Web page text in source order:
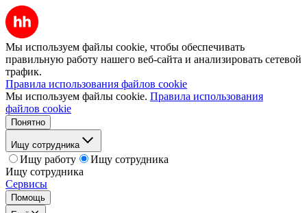
Мы используем файлы cookie, чтобы обеспечивать
правильную работу нашего веб-сайта и анализировать сетевой
трафик.
Правила использования файлов cookie
Мы используем файлы cookie. Правила использования
файлов cookie
Понятно
Ищу сотрудника
Ищу работу
Ищу сотрудника
Ищу сотрудника
Сервисы
Помощь